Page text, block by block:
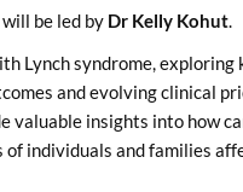
will be led by Dr Kelly Kohut.
Lynch syndrome, exploring
and evolving clinical
valuable insights into how
individuals and families